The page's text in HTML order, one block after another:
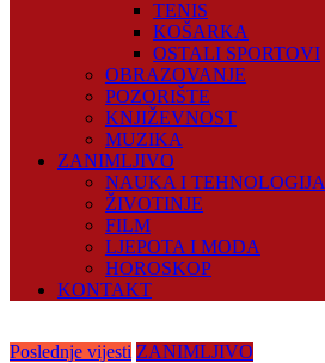
TENIS
KOŠARKA
OSTALI SPORTOVI
OBRAZOVANJE
POZORIŠTE
KNJIŽEVNOST
MUZIKA
ZANIMLJIVO
NAUKA I TEHNOLOGIJA
ŽIVOTINJE
FILM
LJEPOTA I MODA
HOROSKOP
KONTAKT
Poslednje vijesti ZANIMLJIVO